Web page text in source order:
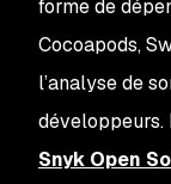
forme de
Cocoapods,
l’analyse de
développeurs.
Snyk Open